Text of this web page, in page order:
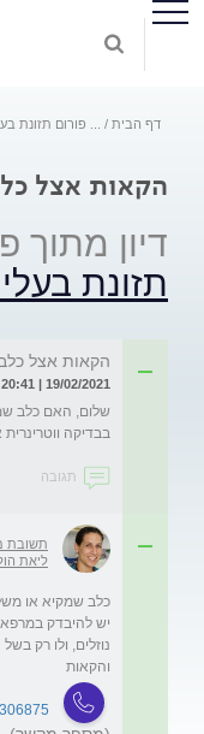
דף הבית פורום תזונת
הקאות אצל
דיון מתוך
תזונת
הקאות אצל
19/02/2021 | 20:41 | מאת: גלי
שלום, האם כלב
בבדיקה
תגובה
תשובת
ליאת
יש להיבדק
נוזלים, ולו רק
והקאות